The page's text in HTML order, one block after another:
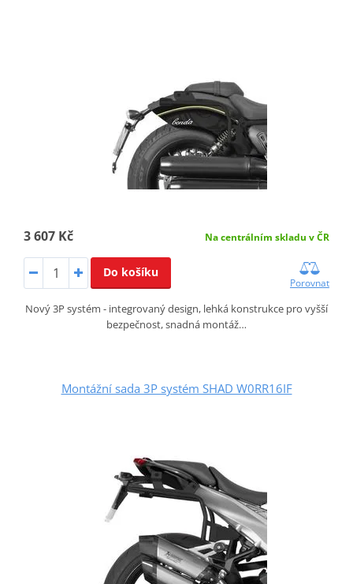
3 607 Kč Na centrálním skladu v ČR
Do košíku
Porovnat
Nový 3P systém - integrovaný design, lehká konstrukce pro vyšší
bezpečnost, snadná montáž…
Montážní sada 3P systém SHAD W0RR16IF